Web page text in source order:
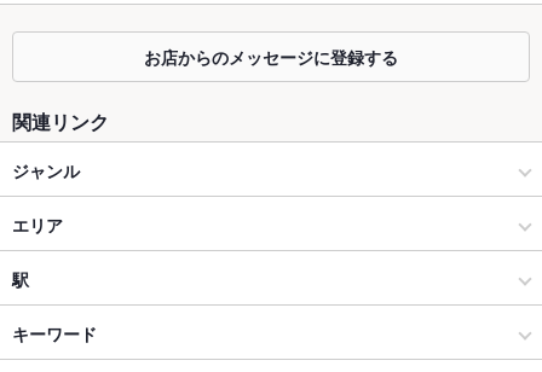
カウンター なし
ソファー なし
テラス席
貸切
設備
Wi-Fi
ー
お店からのメッセージに登録する
関連リンク
ジャンル
居酒屋
和風
熊本市(上通り･下通り･新市街) × 居酒屋
エリア
下通り（銀座通り～新市街）
下通り（銀座通り～新市街） × 居酒屋
駅
辛島町駅
キーワード